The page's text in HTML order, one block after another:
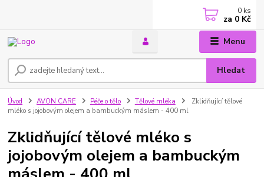
Menu
Hledat
0 ks
za 0 Kč
Úvod AVON CARE Péče o tělo Tělové mléka
Zklidňující tělové
mléko s jojobovým olejem a bambuckým máslem - 400 ml
Zklidňující tělové mléko s
jojobovým olejem a bambuckým